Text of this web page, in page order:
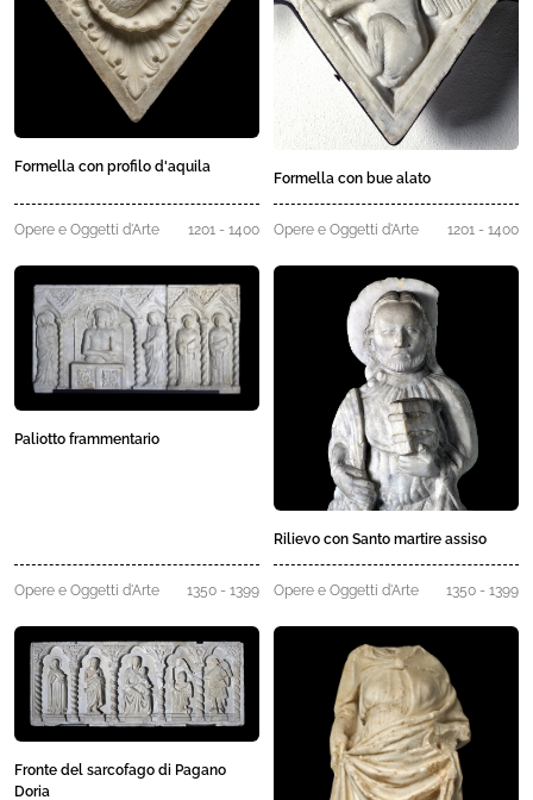
Formella con profilo d'aquila
Opere e Oggetti d'Arte 1201 - 1400
Formella con bue alato
Opere e Oggetti d'Arte 1201 - 1400
Paliotto frammentario
Opere e Oggetti d'Arte 1350 - 1399
Rilievo con Santo martire assiso
Opere e Oggetti d'Arte 1350 - 1399
Fronte del sarcofago di Pagano
Doria